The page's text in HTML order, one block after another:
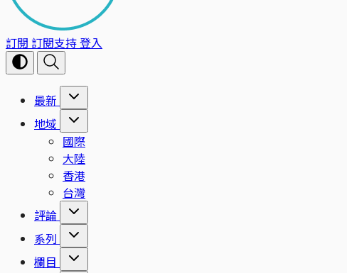
訂閱 訂閱支持登入
最新
地域
國際
大陸
香港
台灣
評論
系列
欄目